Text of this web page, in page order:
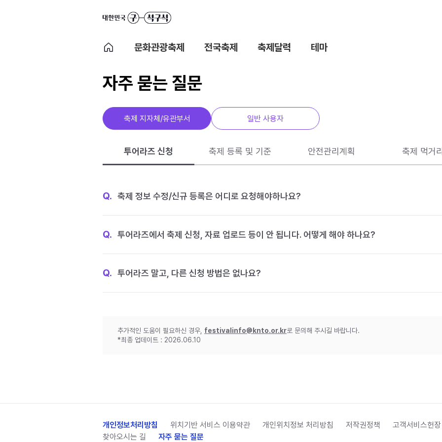
문화관광축제 전국축제 축제달력 테마
자주 묻는 질문
축제 지자체/유관부서 일반 사용자
투어라즈 신청 축제 등록 및 기준 안전관리계획 축제 먹거리
Q. 축제 정보 수정/신규 등록은 어디로 요청해야하나요?
Q. 투어라즈에서 축제 신청, 자료 업로드 등이 안 됩니다. 어떻게 해야 하나요?
Q. 투어라즈 말고, 다른 신청 방법은 없나요?
추가적인 도움이 필요하신 경우, festivalinfo@knto.or.kr로 문의해 주시길 바랍니다.
*최종 업데이트 : 2026.06.10
개인정보처리방침 위치기반 서비스 이용약관 개인위치정보 처리방침 저작권정책 고객서비스헌장
찾아오시는 길
자주 묻는 질문